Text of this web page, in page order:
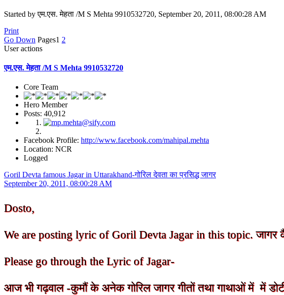
Started by एम.एस. मेहता /M S Mehta 9910532720, September 20, 2011, 08:00:28 AM
Print
Go Down Pages1 2
User actions
एम.एस. मेहता /M S Mehta 9910532720
Core Team
Hero Member
Posts: 40,912
Facebook Profile: http://www.facebook.com/mahipal.mehta
Location: NCR
Logged
Goril Devta famous Jagar in Uttarakhand-गोरिल देवता का प्रसिद्ध जागर
September 20, 2011, 08:00:28 AM
Dosto,
We are posting lyric of Goril Devta Jagar in this topic.
Please go through the Lyric of Jagar-
आज भी गढ़वाल -कुमौं के अनेक गोरिल जागर गीतों तथा गाथाओं में में